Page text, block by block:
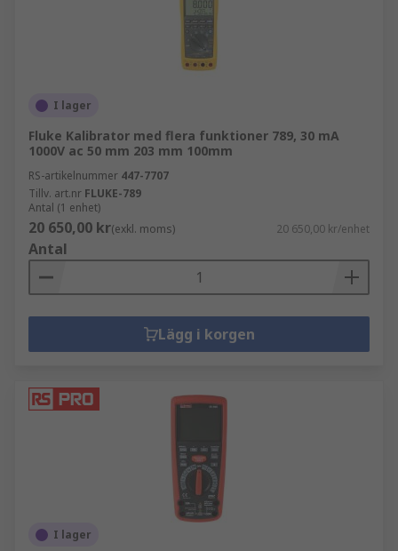
I lager
Fluke Kalibrator med flera funktioner 789, 30 mA
1000V ac 50 mm 203 mm 100mm
RS-artikelnummer 447-7707
Tillv. art.nr FLUKE-789
Antal (1 enhet)
20 650,00 kr(exkl. moms) 20 650,00 kr/enhet
Antal
Lägg i korgen
I lager